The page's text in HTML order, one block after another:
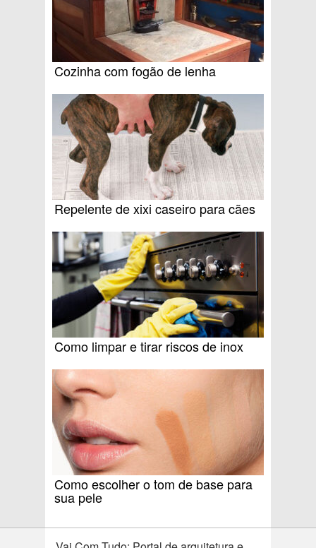
Cozinha com fogão de lenha
Repelente de xixi caseiro para cães
Como limpar e tirar riscos de inox
Como escolher o tom de base para
sua pele